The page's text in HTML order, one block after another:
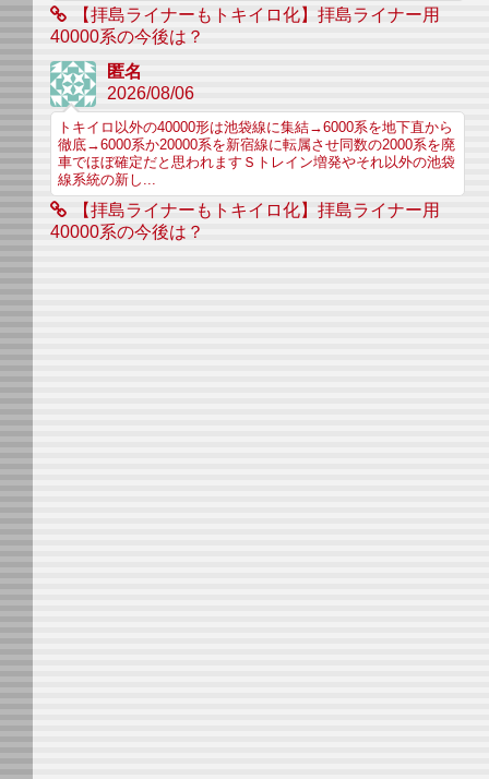
【拝島ライナーもトキイロ化】拝島ライナー用
40000系の今後は？
匿名
2026/08/06
トキイロ以外の40000形は池袋線に集結→6000系を地下直から
徹底→6000系か20000系を新宿線に転属させ同数の2000系を廃
車でほぼ確定だと思われますＳトレイン増発やそれ以外の池袋
線系統の新し...
【拝島ライナーもトキイロ化】拝島ライナー用
40000系の今後は？